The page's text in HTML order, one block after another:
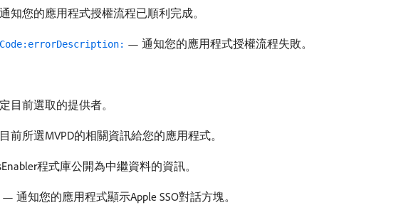
知您的應用程式授權流程已順利完成。
— 通知您的應用程式授權流程失敗。
目前選取的提供者。
前所選MVPD的相關資訊給您的應用程式。
程式庫公開為中繼資料的資訊。
— 通知您的應用程式顯示Apple SSO對話方塊。